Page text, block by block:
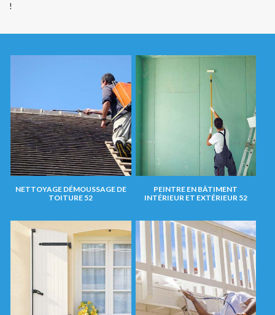
!
NETTOYAGE DÉMOUSSAGE DE
TOITURE 52
PEINTRE EN BÂTIMENT
INTÉRIEUR ET EXTÉRIEUR 52